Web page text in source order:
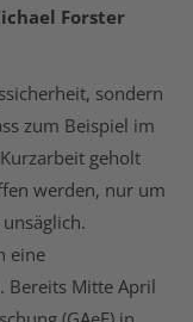
Forster
sondern
zum Beispiel im
geholt
werden, nur um
eine
Bereits Mitte April